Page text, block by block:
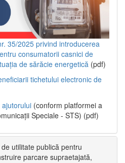
35/2025 privind introducerea
consumatorii casnici de
de sărăcie energetică (pdf)
tichetului electronic de
(conform platformei a
Speciale - STS) (pdf)
utilitate publică pentru
parcare supraetajată,